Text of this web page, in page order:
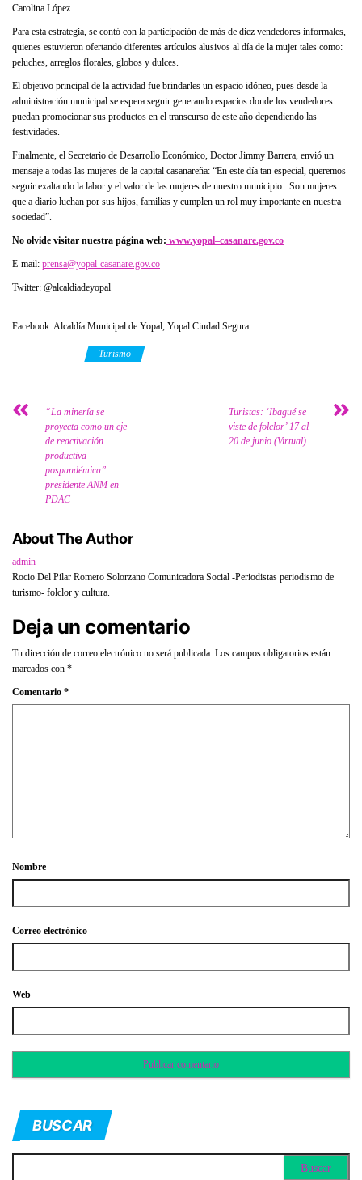
Carolina López.
Para esta estrategia, se contó con la participación de más de diez vendedores informales,
quienes estuvieron ofertando diferentes artículos alusivos al día de la mujer tales como:
peluches, arreglos florales, globos y dulces.
El objetivo principal de la actividad fue brindarles un espacio idóneo, pues desde la
administración municipal se espera seguir generando espacios donde los vendedores
puedan promocionar sus productos en el transcurso de este año dependiendo las
festividades.
Finalmente, el Secretario de Desarrollo Económico, Doctor Jimmy Barrera, envió un
mensaje a todas las mujeres de la capital casanareña: “En este día tan especial, queremos
seguir exaltando la labor y el valor de las mujeres de nuestro municipio. Son mujeres
que a diario luchan por sus hijos, familias y cumplen un rol muy importante en nuestra
sociedad”.
No olvide visitar nuestra página web: www.yopal–casanare.gov.co
E-mail: prensa@yopal-casanare.gov.co
Twitter: @alcaldiadeyopal
Facebook: Alcaldía Municipal de Yopal, Yopal Ciudad Segura.
Turismo
“La minería se
proyecta como un eje
de reactivación
productiva
pospandémica”:
presidente ANM en
PDAC
Turistas: ‘Ibagué se
viste de folclor’ 17 al
20 de junio.(Virtual).
About The Author
admin
Rocio Del Pilar Romero Solorzano Comunicadora Social -Periodistas periodismo de
turismo- folclor y cultura.
Deja un comentario
Tu dirección de correo electrónico no será publicada. Los campos obligatorios están
marcados con *
Comentario *
Nombre
Correo electrónico
Web
BUSCAR